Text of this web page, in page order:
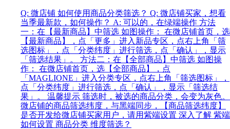
Q: 微店铺 如何使用商品分类筛选？ Q: 微店铺买家，想看
当季最新款，如何操作？ A: 可以的，在绿端操作 方法
一：在【最新商品】中筛选 如图操作： 在微店铺首页，选
【最新商品】，点「更多」进入新品专区，点右上角「筛
选图标」，点「分类纬度」进行筛选，点「确认」，显示
「筛选结果」。 方法二：在【全部商品】中筛选 如图操
作： 在微店铺首页，选【全部商品】，点
「MAGLIONE」进入分类专区，点右上角「筛选图标」，
点「分类纬度」进行筛选，点「确认」，显示「筛选结
果」。 温馨提示 筛选时，被选的商品分类，会变为灰色。
微店铺的商品筛选纬度，与黑端同步，【商品筛选纬度】
是否开发给微店铺买家用户，请用紫端设置 深入了解 紫端
如何设置 商品分类 维度筛选？